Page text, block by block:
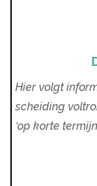
DE
Hier volgt
scheiding
‘op korte